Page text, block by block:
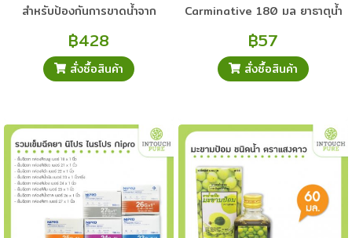
สำหรับป้องกันการขาดน้ำจาก
อาการ ท้องเสีย ท้องร่วง อาเจียน
ผงเกลือแร่ รสส้ม ยกกล่อง 100
ซอง ยาสามัญประจำบ้าน
฿428
สั่งซื้อสินค้า
Carminative 180 มล ยาธาตุน้ำ
แดง แก้อาการท้องอืด ยาขับลมใน
กระเพาะอาหาร โดยองค์กร
เภสัชกรรม
฿57
สั่งซื้อสินค้า